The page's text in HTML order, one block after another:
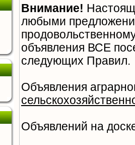
Внимание!
любыми
объявления ВСЕ
следующих Правил.
Объявления
Объявлений на